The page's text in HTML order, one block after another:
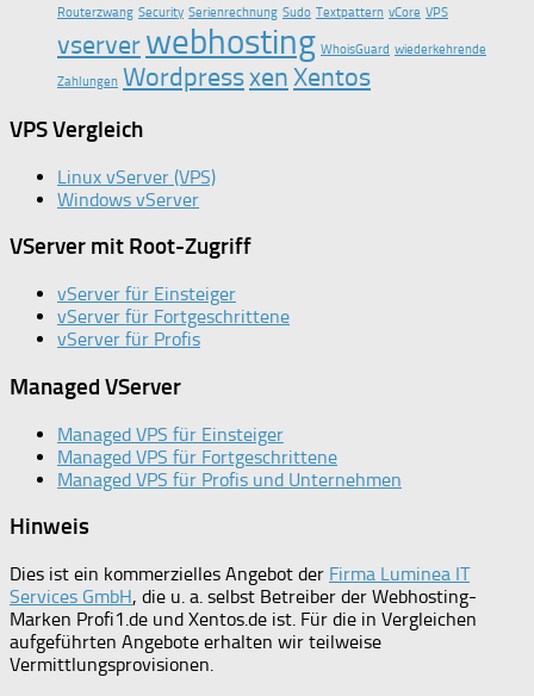
Routerzwang Security Serienrechnung Sudo Textpattern vCore VPS
vserverwebhosting WhoisGuard wiederkehrende
Zahlungen WordpressxenXentos
VPS Vergleich
Linux vServer (VPS)
Windows vServer
VServer mit Root-Zugriff
vServer für Einsteiger
vServer für Fortgeschrittene
vServer für Profis
Managed VServer
Managed VPS für Einsteiger
Managed VPS für Fortgeschrittene
Managed VPS für Profis und Unternehmen
Hinweis
Dies ist ein kommerzielles Angebot der Firma Luminea IT
Services GmbH, die u. a. selbst Betreiber der Webhosting-
Marken Profi1.de und Xentos.de ist. Für die in Vergleichen
aufgeführten Angebote erhalten wir teilweise
Vermittlungsprovisionen.